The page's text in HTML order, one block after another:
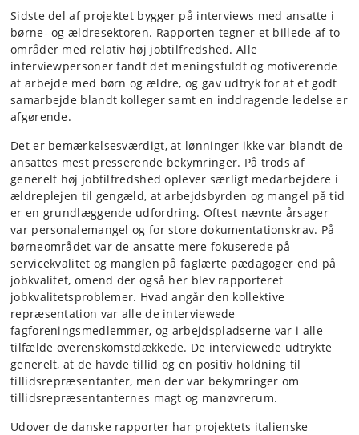
Sidste del af projektet bygger på interviews med ansatte i
børne- og ældresektoren. Rapporten tegner et billede af to
områder med relativ høj jobtilfredshed. Alle
interviewpersoner fandt det meningsfuldt og motiverende
at arbejde med børn og ældre, og gav udtryk for at et godt
samarbejde blandt kolleger samt en inddragende ledelse er
afgørende.
Det er bemærkelsesværdigt, at lønninger ikke var blandt de
ansattes mest presserende bekymringer. På trods af
generelt høj jobtilfredshed oplever særligt medarbejdere i
ældreplejen til gengæld, at arbejdsbyrden og mangel på tid
er en grundlæggende udfordring. Oftest nævnte årsager
var personalemangel og for store dokumentationskrav. På
børneområdet var de ansatte mere fokuserede på
servicekvalitet og manglen på ​​faglærte pædagoger end på
jobkvalitet, omend der også her blev rapporteret
jobkvalitetsproblemer. Hvad angår den kollektive
repræsentation var alle de interviewede
fagforeningsmedlemmer, og arbejdspladserne var i alle
tilfælde overenskomstdækkede. De interviewede udtrykte
generelt, at de havde tillid og en positiv holdning til
tillidsrepræsentanter, men der var bekymringer om
tillidsrepræsentanternes magt og manøvrerum.
Udover de danske rapporter har projektets italienske